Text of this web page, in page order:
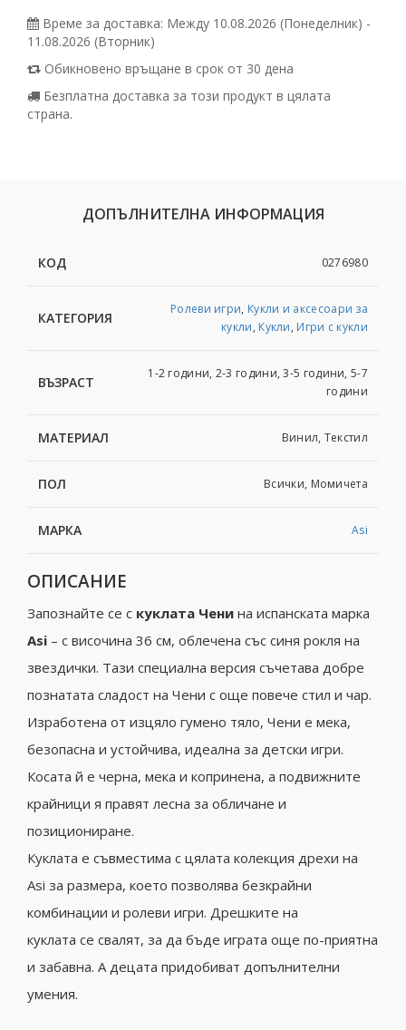
Време за доставка: Между 10.08.2026 (Понеделник) -
11.08.2026 (Вторник)
Обикновено връщане в срок от 30 дена
Безплатна доставка за този продукт в цялата
страна.
ДОПЪЛНИТЕЛНА ИНФОРМАЦИЯ
КОД 0276980
КАТЕГОРИЯ
Ролеви игри, Кукли и аксесоари за
кукли, Кукли, Игри с кукли
ВЪЗРАСТ
1-2 години, 2-3 години, 3-5 години, 5-7
години
МАТЕРИАЛ Винил, Текстил
ПОЛ Всички, Момичета
МАРКА Asi
ОПИСАНИЕ
Запознайте се с куклата Чени на испанската марка
Asi – с височина 36 см, облечена със синя рокля на
звездички. Тази специална версия съчетава добре
познатата сладост на Чени с още повече стил и чар.
Изработена от изцяло гумено тяло, Чени е мека,
безопасна и устойчива, идеална за детски игри.
Косата й е черна, мека и копринена, а подвижните
крайници я правят лесна за обличане и
позициониране.
Куклата е съвместима с цялата колекция дрехи на
Asi за размера, което позволява безкрайни
комбинации и ролеви игри. Дрешките на
куклата се свалят, за да бъде играта още по-приятна
и забавна. А децата придобиват допълнителни
умения.